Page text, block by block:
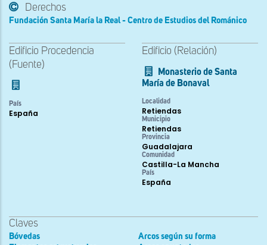
Derechos
Fundación Santa María la Real - Centro de Estudios del Románico
Edificio Procedencia
(Fuente)
País
España
Edificio (Relación)
Monasterio de Santa
María de Bonaval
Localidad
Retiendas
Municipio
Retiendas
Provincia
Guadalajara
Comunidad
Castilla-La Mancha
País
España
Claves
Bóvedas
Arcos según su forma